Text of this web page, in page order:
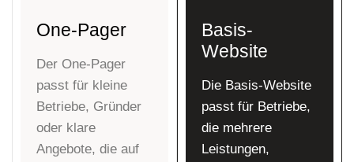
One-Pager
Der One-Pager
passt für kleine
Betriebe, Gründer
oder klare
Angebote, die auf
Basis-
Website
Die Basis-Website
passt für Betriebe,
die mehrere
Leistungen,